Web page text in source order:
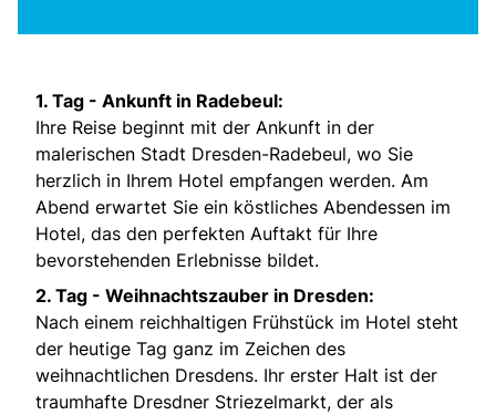
1. Tag - Ankunft in Radebeul:
Ihre Reise beginnt mit der Ankunft in der
malerischen Stadt Dresden-Radebeul, wo Sie
herzlich in Ihrem Hotel empfangen werden. Am
Abend erwartet Sie ein köstliches Abendessen im
Hotel, das den perfekten Auftakt für Ihre
bevorstehenden Erlebnisse bildet.
2. Tag - Weihnachtszauber in Dresden:
Nach einem reichhaltigen Frühstück im Hotel steht
der heutige Tag ganz im Zeichen des
weihnachtlichen Dresdens. Ihr erster Halt ist der
traumhafte Dresdner Striezelmarkt, der als